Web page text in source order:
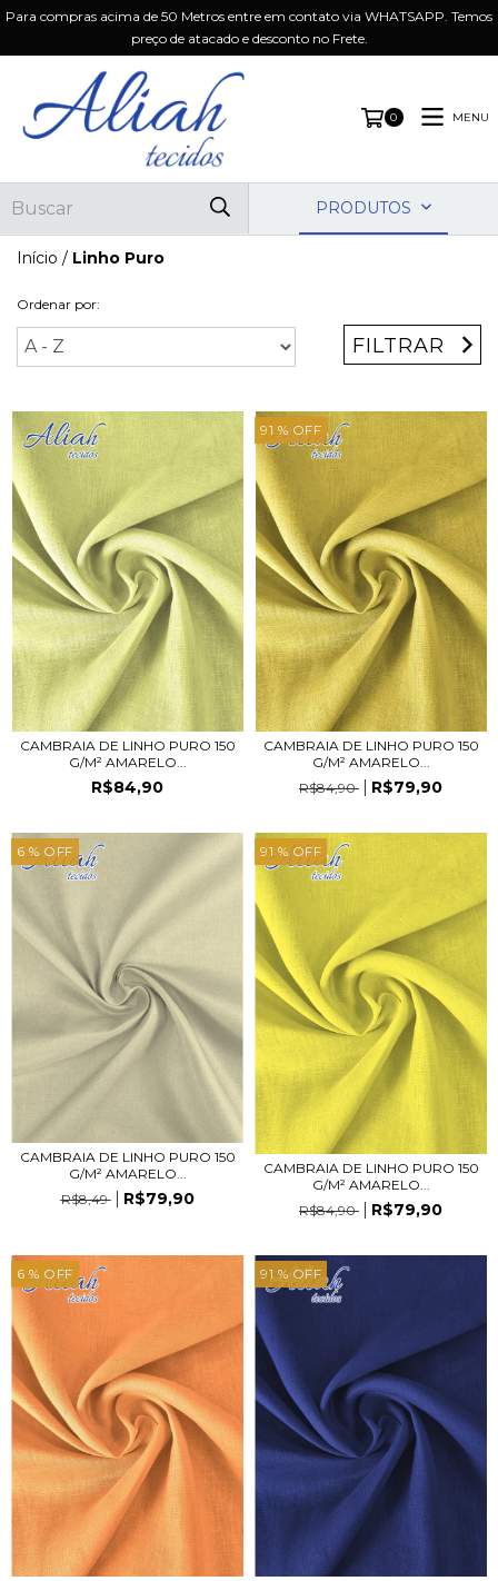
Para compras acima de 50 Metros entre em contato via WHATSAPP. Temos
preço de atacado e desconto no Frete.
0 MENU
PRODUTOS
Início / Linho Puro
Ordenar por:
FILTRAR
CAMBRAIA DE LINHO PURO 150
G/M² AMARELO...
R$84,90
91 % OFF
CAMBRAIA DE LINHO PURO 150
G/M² AMARELO...
R$84,90
R$79,90
6 % OFF
CAMBRAIA DE LINHO PURO 150
G/M² AMARELO...
R$8,49
R$79,90
91 % OFF
CAMBRAIA DE LINHO PURO 150
G/M² AMARELO...
R$84,90
R$79,90
6 % OFF 91 % OFF